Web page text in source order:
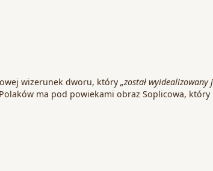
wizerunek dworu, który„został
ma pod powiekami obraz Soplicowa, który